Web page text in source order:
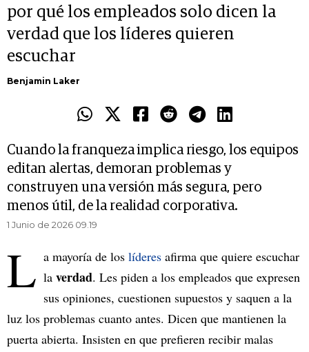
por qué los empleados solo dicen la
verdad que los líderes quieren
escuchar
Benjamin Laker
Cuando la franqueza implica riesgo, los equipos
editan alertas, demoran problemas y
construyen una versión más segura, pero
menos útil, de la realidad corporativa.
1 Junio de 2026 09.19
L a mayoría de los líderes afirma que quiere escuchar
la verdad. Les piden a los empleados que expresen
sus opiniones, cuestionen supuestos y saquen a la
luz los problemas cuanto antes. Dicen que mantienen la
puerta abierta. Insisten en que prefieren recibir malas